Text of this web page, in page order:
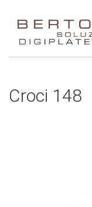
Croci 148